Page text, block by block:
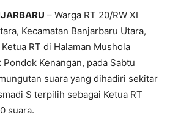
– Warga RT 20/RW XI
Kecamatan Banjarbaru Utara,
RT di Halaman Mushola
Kenangan, pada Sabtu
suara yang dihadiri sekitar
S terpilih sebagai Ketua RT
suara.